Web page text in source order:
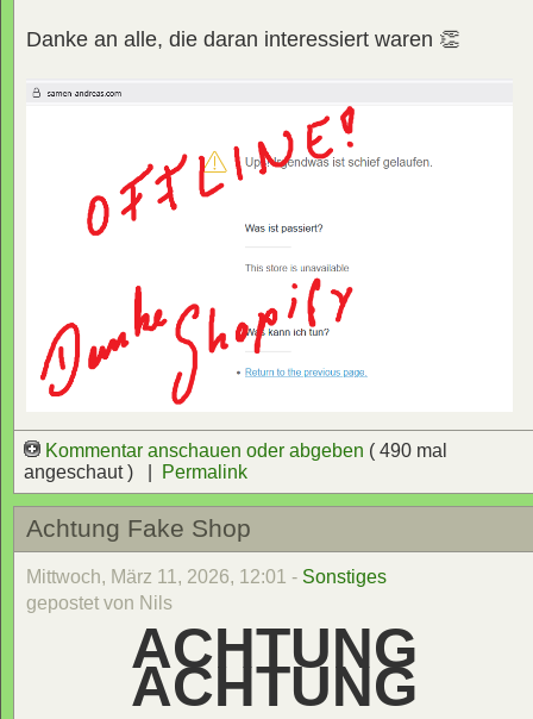
Danke an alle, die daran interessiert waren 👏
Kommentar anschauen oder abgeben ( 490 mal
angeschaut ) |
Permalink
Achtung Fake Shop
Mittwoch, März 11, 2026, 12:01 - Sonstiges
gepostet von Nils
ACHTUNG
ACHTUNG